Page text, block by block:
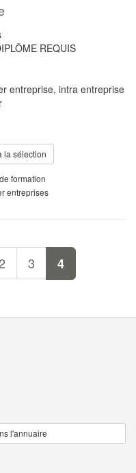
REQUIS
entreprise, intra entreprise
la sélection
formation
entreprises
3 4
l'annuaire